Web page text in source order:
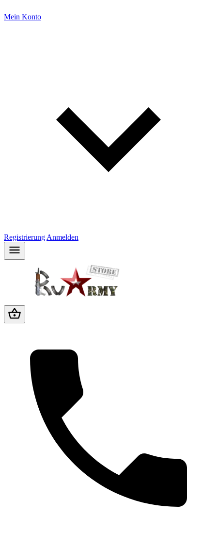
Mein Konto
Registrierung Anmelden